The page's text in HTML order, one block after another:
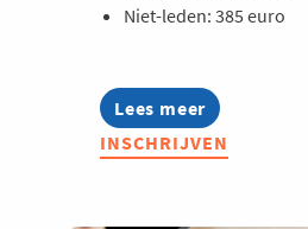
Niet-leden: 385 euro
Lees meer
about
Opleiding:
Werken
INSCHRIJVEN